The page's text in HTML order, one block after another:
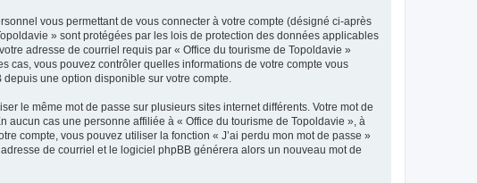
vous permettant de vous connecter à votre compte (désigné ci-après
» sont protégées par les lois de protection des données applicables
adresse de courriel requis par « Office du tourisme de Topoldavie »
cas, vous pouvez contrôler quelles informations de votre compte vous
une option disponible sur votre compte.
le même mot de passe sur plusieurs sites internet différents. Votre mot de
aucun cas une personne affiliée à « Office du tourisme de Topoldavie », à
compte, vous pouvez utiliser la fonction « J’ai perdu mon mot de passe »
de courriel et le logiciel phpBB générera alors un nouveau mot de